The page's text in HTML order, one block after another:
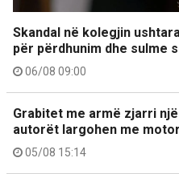
Skandal në kolegjin
për përdhunim dhe sulme
06/08 09:00
Grabitet me armë zjarri
autorët largohen me motor
05/08 15:14